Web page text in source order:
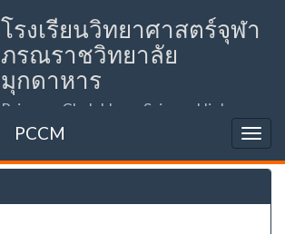
โรงเรียนวิทยาศาสตร์จุฬา
ภรณราชวิทยาลัย
มุกดาหาร
Princess Chulabhorn Science High
School Mukdahan (PCSHSM)
PCCM